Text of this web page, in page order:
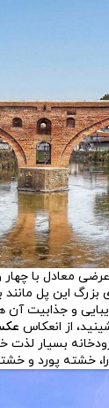
معادل با
بزرگ این پل
و جذابیت
از انعکاس
بسیار لذت
را، خشته پورد و